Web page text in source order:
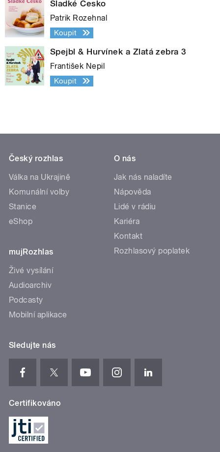
Sladké Česko
Patrik Rozehnal
Koupit
Spejbl & Hurvínek a Zlatá zebra 3
František Nepil
Koupit
Český rozhlas
Válka na Ukrajině
Komunální volby
Stanice
eShop
mujRozhlas
Živé vysílání
Audioarchiv
Podcasty
Mobilní aplikace
O nás
Jak nás naladíte
Nápověda
Lidé v rádiu
Kariéra
Kontakt
Rozhlasový poplatek
Sledujte nás
Certifikováno